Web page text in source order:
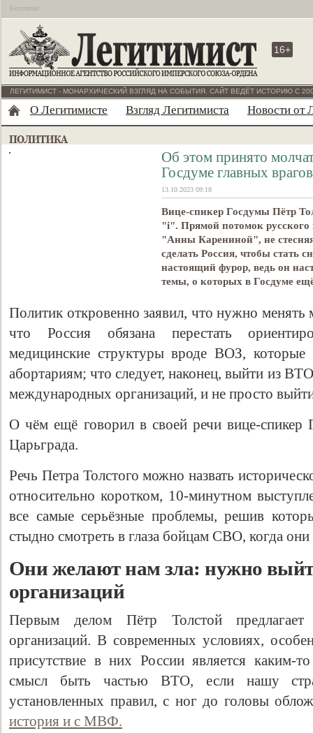
Бесплатно
16+
ЛЕГИТИМИСТ - МОНАРХИЧЕСКИЙ ВЗГЛЯД НА СОБЫТИЯ. САЙТ ВЕДЁТ ИСТОРИЮ С
О Легитимисте Взгляд Легитимиста Новости от
Об этом принято
Госдуме главных
13.10.2023 09:18
Вице-спикер Госдумы Пётр
"i". Прямой потомок
"Анны Карениной", не
сделать Россия, чтобы стать
настоящий фурор, ведь он
темы, о которых в Госдуме
Политик откровенно заявил, что нужно менять
что Россия обязана перестать
медицинские структуры вроде ВОЗ, которые
абортариям; что следует, наконец, выйти из
международных организаций, и не просто
О чём ещё говорил в своей речи вице-спикер
Царьграда.
Речь Петра Толстого можно назвать
относительно коротком, 10-минутном
все самые серьёзные проблемы, решив
стыдно смотреть в глаза бойцам СВО, когда
Они желают нам зла: нужно
организаций
Первым делом Пётр Толстой
организаций. В современных условиях,
присутствие в них России является каким-
смысл быть частью ВТО, если нашу
установленных правил, с ног до головы
история и с МВФ.